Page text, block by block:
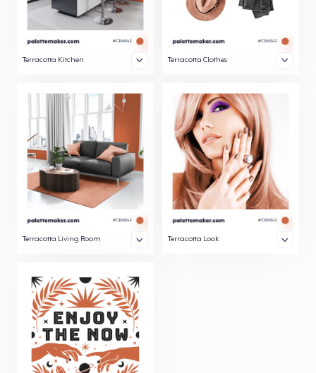
Terracotta Kitchen Terracotta Clothes
Terracotta Living Room Terracotta Look